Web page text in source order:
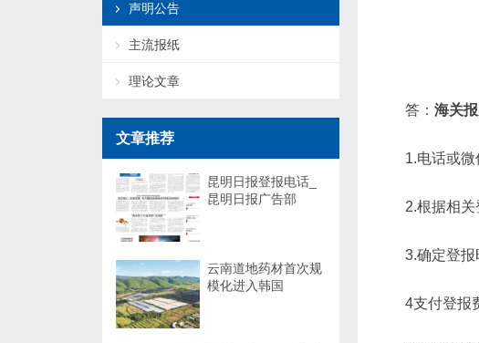
答： 海关
1.电话或微
2.根据相关
3.确定登报
4支付登报
声明公告
主流报纸
理论文章
文章推荐
昆明日报登报电话_
昆明日报广告部
云南道地药材首次规
模化进入韩国